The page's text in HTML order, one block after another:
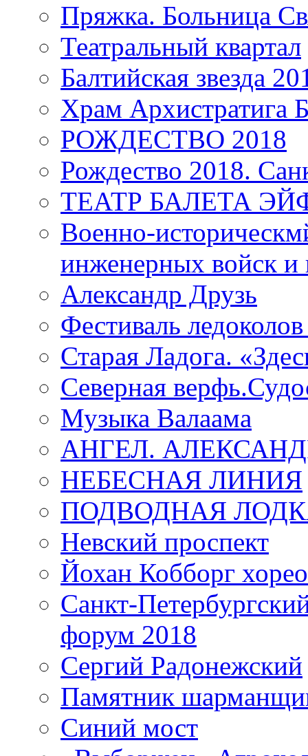
Пряжка. Больница
Театральный квартал
Балтийская звезда
Храм
РОЖДЕСТВО 2018
Рождество 2018.
ТЕАТР БАЛЕТА
Военно-
инженерных войск и
Александр Друзь
Фестиваль
Старая Ладога.
Северная
Музыка Валаама
АНГЕЛ.
НЕБЕСНАЯ ЛИНИЯ
ПОДВОДНАЯ
Невский проспект
Йохан Кобборг
Санкт-
форум 2018
Сергий Радонежский
Памятник
Синий мост